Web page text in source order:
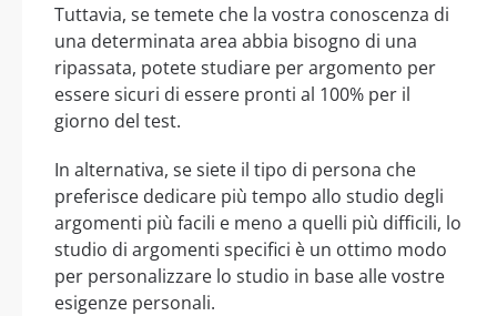
Tuttavia, se temete che la vostra conoscenza di
una determinata area abbia bisogno di una
ripassata, potete studiare per argomento per
essere sicuri di essere pronti al 100% per il
giorno del test.
In alternativa, se siete il tipo di persona che
preferisce dedicare più tempo allo studio degli
argomenti più facili e meno a quelli più difficili, lo
studio di argomenti specifici è un ottimo modo
per personalizzare lo studio in base alle vostre
esigenze personali.